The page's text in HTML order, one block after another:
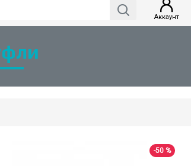
Аккаунт
-50 %